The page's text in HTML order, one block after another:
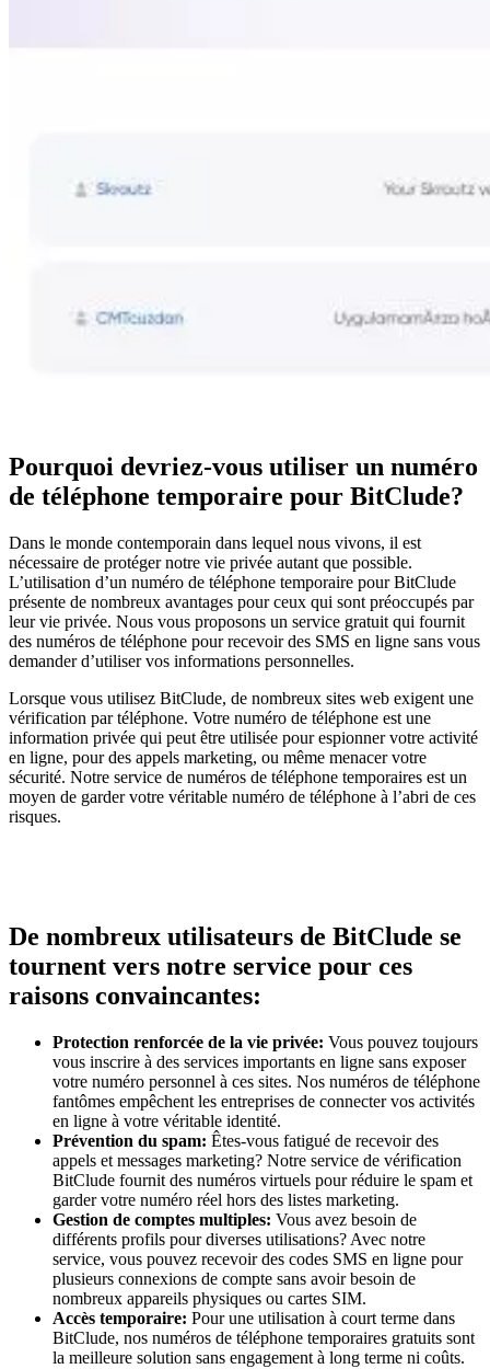
Pourquoi devriez-vous utiliser un numéro
de téléphone temporaire pour BitClude?
Dans le monde contemporain dans lequel nous vivons, il est
nécessaire de protéger notre vie privée autant que possible.
L’utilisation d’un numéro de téléphone temporaire pour BitClude
présente de nombreux avantages pour ceux qui sont préoccupés par
leur vie privée. Nous vous proposons un service gratuit qui fournit
des numéros de téléphone pour recevoir des SMS en ligne sans vous
demander d’utiliser vos informations personnelles.
Lorsque vous utilisez BitClude, de nombreux sites web exigent une
vérification par téléphone. Votre numéro de téléphone est une
information privée qui peut être utilisée pour espionner votre activité
en ligne, pour des appels marketing, ou même menacer votre
sécurité. Notre service de numéros de téléphone temporaires est un
moyen de garder votre véritable numéro de téléphone à l’abri de ces
risques.
De nombreux utilisateurs de BitClude se
tournent vers notre service pour ces
raisons convaincantes:
Protection renforcée de la vie privée: Vous pouvez toujours
vous inscrire à des services importants en ligne sans exposer
votre numéro personnel à ces sites. Nos numéros de téléphone
fantômes empêchent les entreprises de connecter vos activités
en ligne à votre véritable identité.
Prévention du spam: Êtes-vous fatigué de recevoir des
appels et messages marketing? Notre service de vérification
BitClude fournit des numéros virtuels pour réduire le spam et
garder votre numéro réel hors des listes marketing.
Gestion de comptes multiples: Vous avez besoin de
différents profils pour diverses utilisations? Avec notre
service, vous pouvez recevoir des codes SMS en ligne pour
plusieurs connexions de compte sans avoir besoin de
nombreux appareils physiques ou cartes SIM.
Accès temporaire: Pour une utilisation à court terme dans
BitClude, nos numéros de téléphone temporaires gratuits sont
la meilleure solution sans engagement à long terme ni coûts.